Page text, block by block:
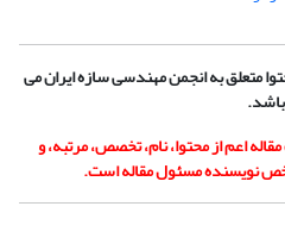
متعلق به انجمن مهندسی سازه ایران می
باشد.
اعم از محتوا، نام، تخصص، مرتبه، و
نویسنده مسئول مقاله است.